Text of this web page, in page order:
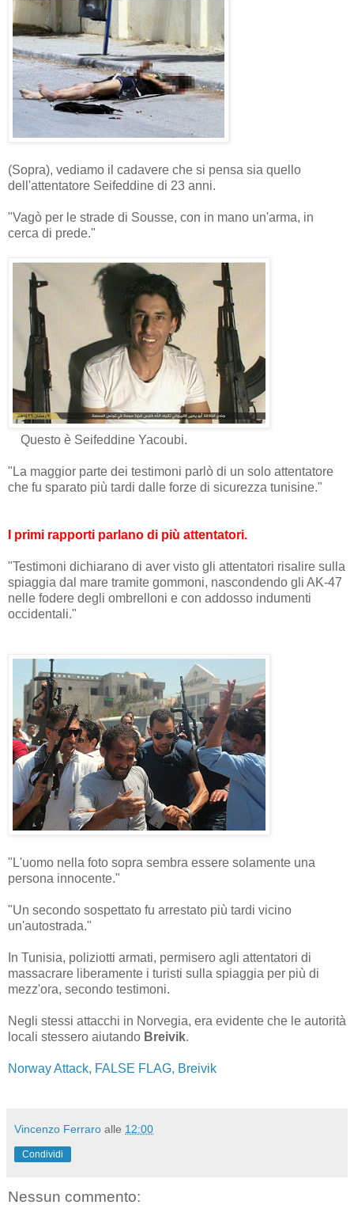
(Sopra), vediamo il cadavere che si pensa sia quello
dell'attentatore Seifeddine di 23 anni.
"Vagò per le strade di Sousse, con in mano un'arma, in
cerca di prede."
Questo è Seifeddine Yacoubi.
"La maggior parte dei testimoni parlò di un solo attentatore
che fu sparato più tardi dalle forze di sicurezza tunisine."
I primi rapporti parlano di più attentatori.
"Testimoni dichiarano di aver visto gli attentatori risalire sulla
spiaggia dal mare tramite gommoni, nascondendo gli AK-47
nelle fodere degli ombrelloni e con addosso indumenti
occidentali."
"L'uomo nella foto sopra sembra essere solamente una
persona innocente."
"Un secondo sospettato fu arrestato più tardi vicino
un'autostrada."
In Tunisia, poliziotti armati, permisero agli attentatori di
massacrare liberamente i turisti sulla spiaggia per più di
mezz'ora, secondo testimoni.
Negli stessi attacchi in Norvegia, era evidente che le autorità
locali stessero aiutando Breivik.
Norway Attack, FALSE FLAG, Breivik
Vincenzo Ferraro alle 12:00
Condividi
Nessun commento: